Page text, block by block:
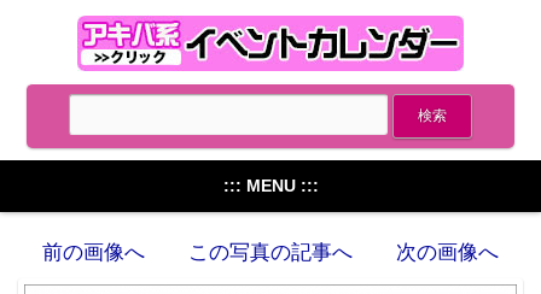
::: MENU :::
前の画像へ この写真の記事へ 次の画像へ